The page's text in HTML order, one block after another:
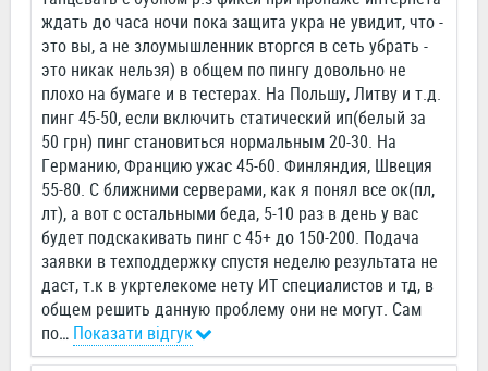
ждать до часа ночи пока защита укра не увидит, что -
это вы, а не злоумышленник вторгся в сеть убрать -
это никак нельзя) в общем по пингу довольно не
плохо на бумаге и в тестерах. На Польшу, Литву и т.д.
пинг 45-50, если включить статический ип(белый за
50 грн) пинг становиться нормальным 20-30. На
Германию, Францию ужас 45-60. Финляндия, Швеция
55-80. С ближними серверами, как я понял все ок(пл,
лт), а вот с остальными беда, 5-10 раз в день у вас
будет подскакивать пинг с 45+ до 150-200. Подача
заявки в техподдержку спустя неделю результата не
даст, т.к в укртелекоме нету ИТ специалистов и тд, в
общем решить данную проблему они не могут. Сам
по… Показати відгук